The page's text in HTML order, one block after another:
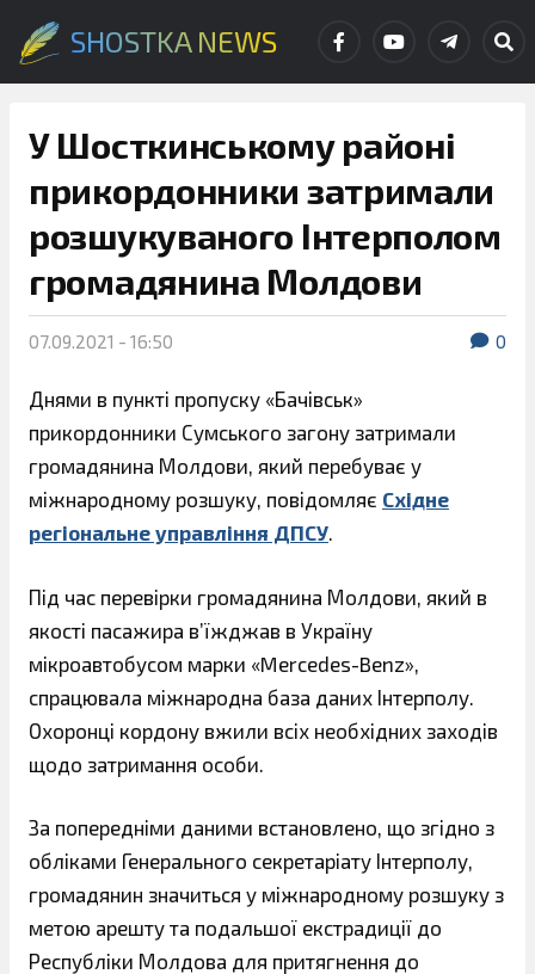
SHOSTKA NEWS
У Шосткинському районі
прикордонники затримали
розшукуваного Інтерполом
громадянина Молдови
07.09.2021 - 16:50 0
Днями в пункті пропуску «Бачівськ»
прикордонники Сумського загону затримали
громадянина Молдови, який перебуває у
міжнародному розшуку, повідомляє Східне
регіональне управління ДПСУ.
Під час перевірки громадянина Молдови, який в
якості пасажира в’їжджав в Україну
мікроавтобусом марки «Mercedes-Benz»,
спрацювала міжнародна база даних Інтерполу.
Охоронці кордону вжили всіх необхідних заходів
щодо затримання особи.
За попередніми даними встановлено, що згідно з
обліками Генерального секретаріату Інтерполу,
громадянин значиться у міжнародному розшуку з
метою арешту та подальшої екстрадиції до
Республіки Молдова для притягнення до